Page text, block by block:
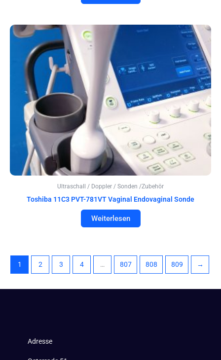
Ultraschall / Doppler / Sonden /Zubehör
Toshiba 11C3 PVT-781VT Vaginal Endovaginal Sonde
Weiterlesen
1 2 3 4 … 807 808 809 →
Adresse